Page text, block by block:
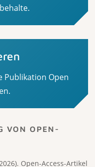
Publikation Open
VON OPEN-
Open-Access-Artikel